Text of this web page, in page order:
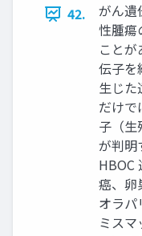
42.
がん遺
性腫瘍
こと
伝⼦を
⽣じた
だけで
⼦（⽣
が判明
HBOC
癌、卵
オラパ
ミス